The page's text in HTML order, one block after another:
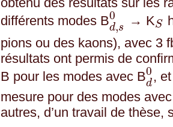
différents modes B0
d,s
d, → KS
S
pions ou des kaons), avec 3
résultats ont permis de
B pour les modes avec B0
d
d0 ,
mesure pour des modes
autres, d’un travail de thèse,